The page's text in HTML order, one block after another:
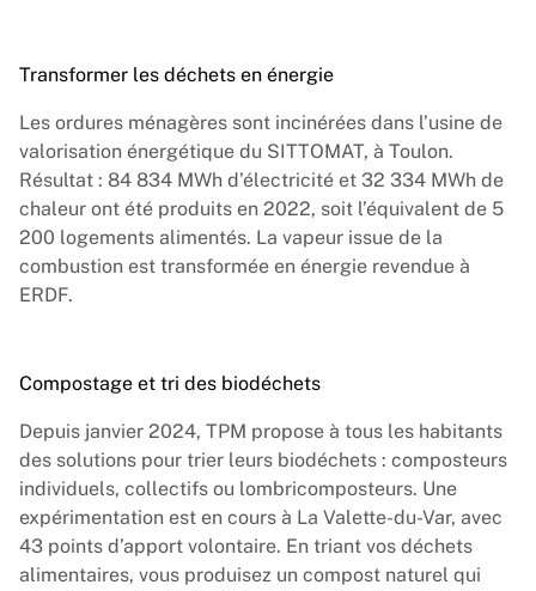
Transformer les déchets en énergie
Les ordures ménagères sont incinérées dans l’usine de
valorisation énergétique du SITTOMAT, à Toulon.
Résultat : 84 834 MWh d’électricité et 32 334 MWh de
chaleur ont été produits en 2022, soit l’équivalent de 5
200 logements alimentés. La vapeur issue de la
combustion est transformée en énergie revendue à
ERDF.
Compostage et tri des biodéchets
Depuis janvier 2024, TPM propose à tous les habitants
des solutions pour trier leurs biodéchets : composteurs
individuels, collectifs ou lombricomposteurs. Une
expérimentation est en cours à La Valette-du-Var, avec
43 points d’apport volontaire. En triant vos déchets
alimentaires, vous produisez un compost naturel qui